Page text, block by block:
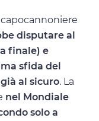
disputare al
finale) e
sfida del
al sicuro. La
nel Mondiale
solo a